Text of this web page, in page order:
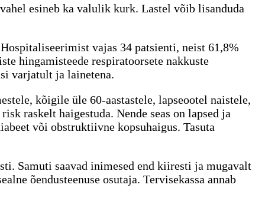
esineb ka valulik kurk. Lastel võib lisanduda
vajas 34 patsienti, neist 61,8%
hingamisteede respiratoorsete nakkuste
varjatult ja lainetena.
kõigile üle 60-aastastele, lapseootel naistele,
raskelt haigestuda. Nende seas on lapsed ja
või obstruktiivne kopsuhaigus. Tasuta
Samuti saavad inimesed end kiiresti ja mugavalt
õendusteenuse osutaja. Tervisekassa annab